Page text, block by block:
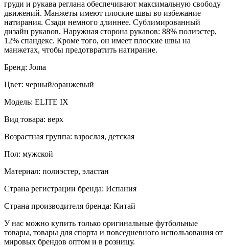
груди и рукава реглана обеспечивают максимальную свободу
движений. Манжеты имеют плоские швы во избежание
натирания. Сзади немного длиннее. Сублимированный
дизайн рукавов. Наружная сторона рукавов: 88% полиэстер,
12% спандекс. Кроме того, он имеет плоские швы на
манжетах, чтобы предотвратить натирание.
Бренд: Joma
Цвет: черный/оранжевый
Модель: ELITE IX
Вид товара: верх
Возрастная группа: взрослая, детская
Пол: мужской
Материал: полиэстер, эластан
Страна регистрации бренда: Испания
Страна производителя бренда: Китай
У нас можно купить только оригинальные футбольные
товары, товары для спорта и повседневного использования от
мировых брендов оптом и в розницу.